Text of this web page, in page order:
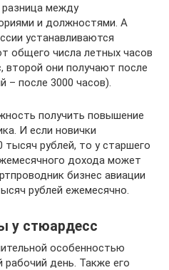
разница между
и должностями. А
устанавливаются
общего числа летных часов
второй они получают после
– после 3000 часов).
получить повышение
И если новички
рублей, то у старшего
дохода может
бизнес авиации
рублей ежемесячно.
у стюардесс
особенностью
рабочий день. Также его